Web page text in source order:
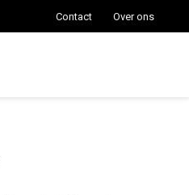
Contact Over ons